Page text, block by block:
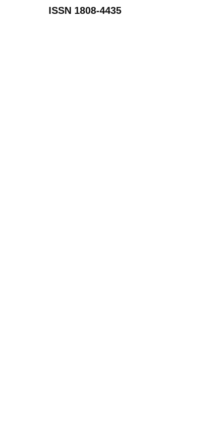
ISSN 1808-4435